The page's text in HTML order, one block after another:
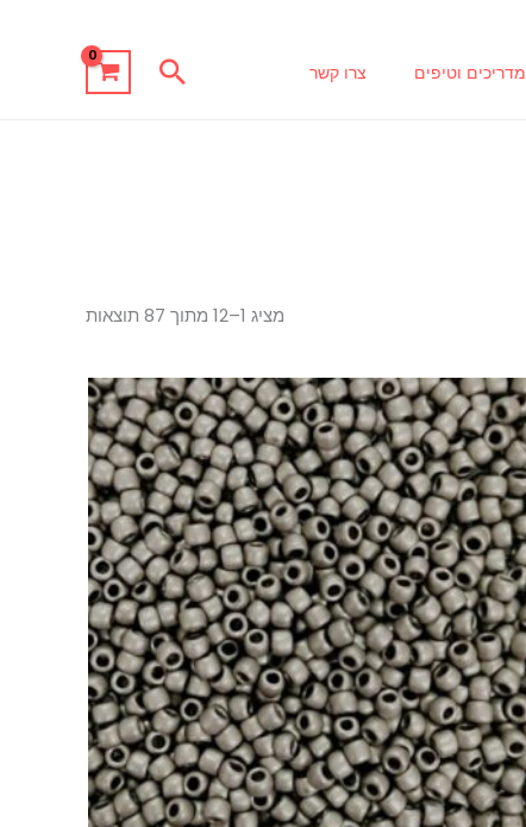
מדריכים וטיפים צרו קשר חיפוש
מציג 1–12 מתוך 87 תוצאות
טווח
מחירים:
⁦9.50 ₪⁩
עד
⁦14.50 ₪⁩
למוצר
זה
יש
מספר
סוגים.
ניתן
לבחור
את
האפשרויות
בעמוד
המוצר